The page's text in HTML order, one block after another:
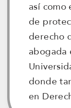
así como
de
derecho
abogada
donde
en